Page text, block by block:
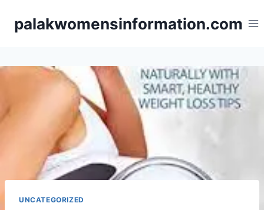
palakwomensinformation.com
UNCATEGORIZED